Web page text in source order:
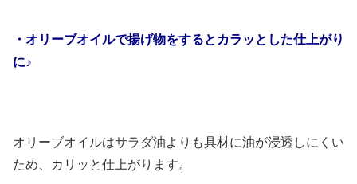
・オリーブオイルで揚げ物をするとカラッとした仕上がり
に♪
オリーブオイルはサラダ油よりも具材に油が浸透しにくい
ため、カリッと仕上がります。